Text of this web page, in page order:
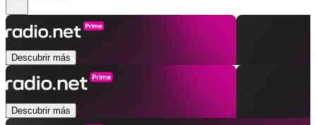
Descubrir más
Descubrir más